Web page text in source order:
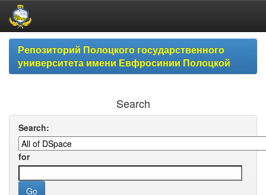
Skip
navigationРепозиторий Полоцкого государственного
университета имени Евфросинии Полоцкой
Search
Search:
for